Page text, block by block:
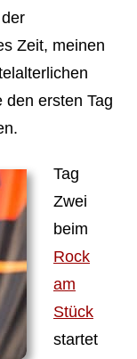
Zeit, meinen
den ersten Tag
Tag
Zwei
beim
Rock
am
Stück
startet